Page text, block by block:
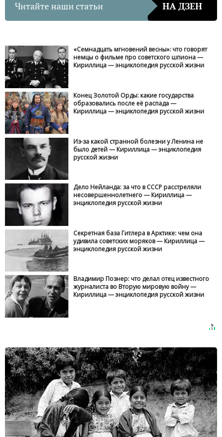
Читайте наши статьи НА ДЗЕН
«Семнадцать мгновений весны»: что говорят
немцы о фильме про советского шпиона —
Кириллица — энциклопедия русской жизни
Конец Золотой Орды: какие государства
образовались после её распада —
Кириллица — энциклопедия русской жизни
Из-за какой странной болезни у Ленина не
было детей — Кириллица — энциклопедия
русской жизни
Дело Нейланда: за что в СССР расстреляли
несовершеннолетнего — Кириллица —
энциклопедия русской жизни
Секретная база Гитлера в Арктике: чем она
удивила советских моряков — Кириллица —
энциклопедия русской жизни
Владимир Познер: что делал отец известного
журналиста во Вторую мировую войну —
Кириллица — энциклопедия русской жизни